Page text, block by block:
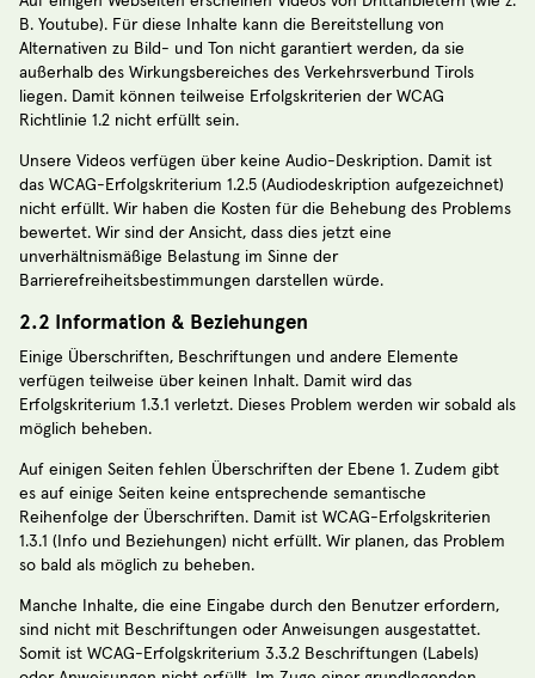
B. Youtube). Für diese Inhalte kann die Bereitstellung von
Alternativen zu Bild- und Ton nicht garantiert werden, da sie
außerhalb des Wirkungsbereiches des Verkehrsverbund Tirols
liegen. Damit können teilweise Erfolgskriterien der WCAG
Richtlinie 1.2 nicht erfüllt sein.
Unsere Videos verfügen über keine Audio-Deskription. Damit ist
das WCAG-Erfolgskriterium 1.2.5 (Audiodeskription aufgezeichnet)
nicht erfüllt. Wir haben die Kosten für die Behebung des Problems
bewertet. Wir sind der Ansicht, dass dies jetzt eine
unverhältnismäßige Belastung im Sinne der
Barrierefreiheitsbestimmungen darstellen würde.
2.2 Information & Beziehungen
Einige Überschriften, Beschriftungen und andere Elemente
verfügen teilweise über keinen Inhalt. Damit wird das
Erfolgskriterium 1.3.1 verletzt. Dieses Problem werden wir sobald als
möglich beheben.
Auf einigen Seiten fehlen Überschriften der Ebene 1. Zudem gibt
es auf einige Seiten keine entsprechende semantische
Reihenfolge der Überschriften. Damit ist WCAG-Erfolgskriterien
1.3.1 (Info und Beziehungen) nicht erfüllt. Wir planen, das Problem
so bald als möglich zu beheben.
Manche Inhalte, die eine Eingabe durch den Benutzer erfordern,
sind nicht mit Beschriftungen oder Anweisungen ausgestattet.
Somit ist WCAG-Erfolgskriterium 3.3.2 Beschriftungen (Labels)